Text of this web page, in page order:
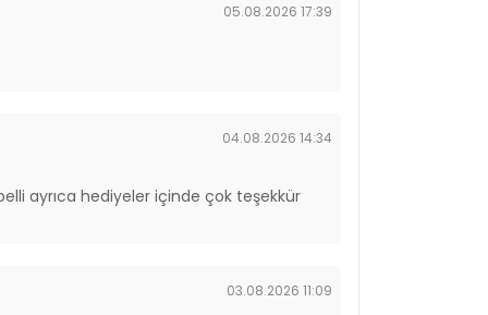
mg/kg
05.08.2026 17:39
04.08.2026 14:34
ayrıca hediyeler içinde çok teşekkür
03.08.2026 11:09